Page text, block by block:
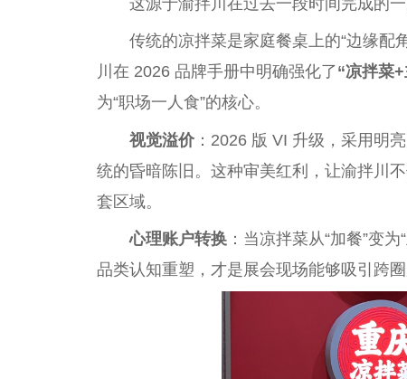
这源于渝拌川在过去一段时间完成的
传统的凉拌菜是家庭餐桌上的“边缘配
川在 2026 品牌手册中明确强化了“凉拌菜
为“职场一人食”的核心。
视觉溢价：2026 版 VI 升级，采用明
统的昏暗陈旧。这种审美红利，让渝拌川
套区域。
心理账户转换 ：当凉拌菜从“加餐”变
品类认知重塑，才是展会现场能够吸引跨